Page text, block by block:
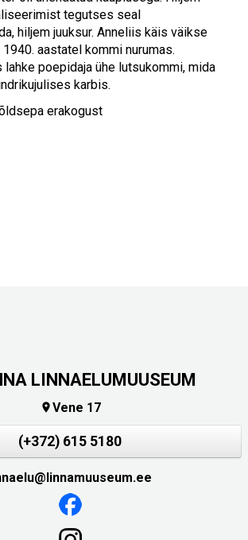
tegutses seal
hiljem juuksur. Anneliis käis väikse
aastatel kommi nurumas.
lahke poepidaja ühe lutsukommi, mida
karbis.
erakogust
LINNAELUMUUSEUM
Vene 17
(+372) 615 5180